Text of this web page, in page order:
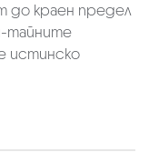
до краен предел
тайните
истинско